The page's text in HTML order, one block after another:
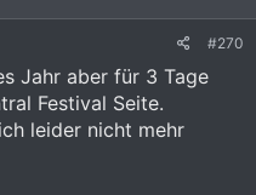
#270
Jahr aber für 3 Tage
Festival Seite.
leider nicht mehr